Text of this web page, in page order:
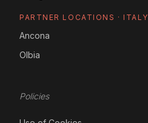
PARTNER LOCATIONS · ITALY
Ancona
Olbia
Policies